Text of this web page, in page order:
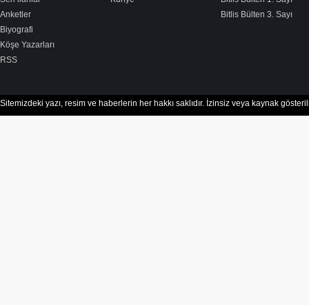
Anketler
Biyografi
Köşe Yazarları
RSS
Bitlis Bülten 3. Sayı
Sitemizdeki yazı, resim ve haberlerin her hakkı saklıdır. İzinsiz veya kaynak